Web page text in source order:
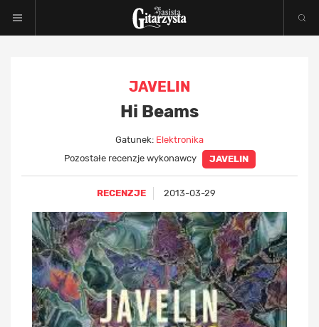
JAVELIN
Hi Beams
Gatunek: Elektronika
Pozostałe recenzje wykonawcy
JAVELIN
RECENZJE 2013-03-29